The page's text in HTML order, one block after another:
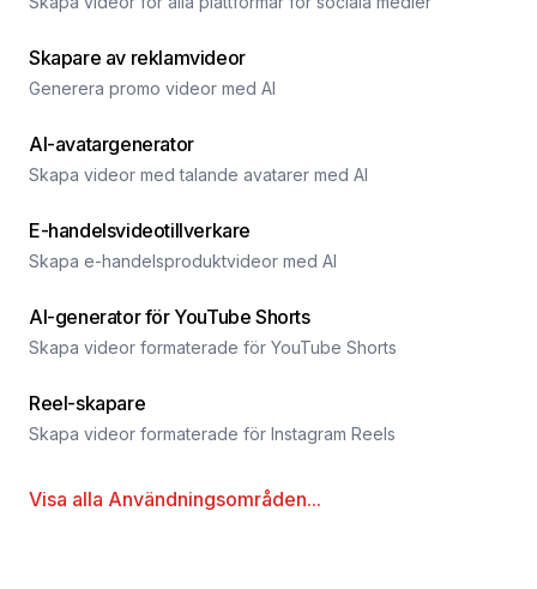
Skapare av reklamvideor
Generera promo videor med AI
AI-avatargenerator
Skapa videor med talande avatarer med AI
E-handelsvideotillverkare
Skapa e-handelsproduktvideor med AI
AI-generator för YouTube Shorts
Skapa videor formaterade för YouTube Shorts
Reel-skapare
Skapa videor formaterade för Instagram Reels
Visa alla Användningsområden...